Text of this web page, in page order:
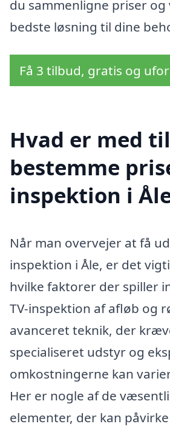
du sammenligne priser
bedste løsning til dine
Få 3 tilbud, gratis og
Hvad er med
bestemme
inspektion i
Når man overvejer at få
inspektion i Åle, er det
hvilke faktorer der spiller
TV-inspektion af afløb og
avanceret teknik, der
specialiseret udstyr og
omkostningerne kan
Her er nogle af de
elementer, der kan